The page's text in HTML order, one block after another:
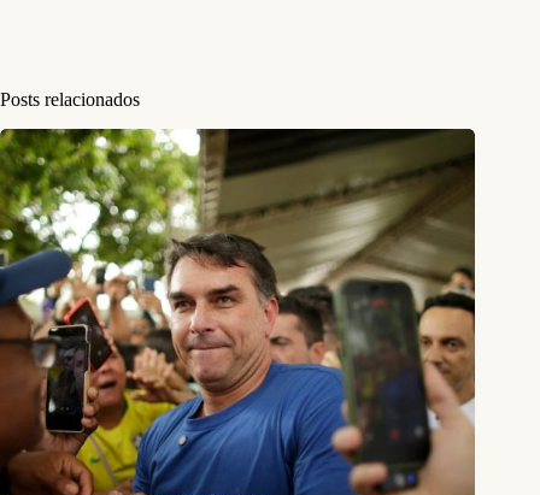
Posts relacionados